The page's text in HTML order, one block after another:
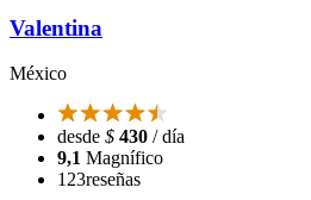
Valentina
México
desde $ 430 / día
9,1 Magnífico
123reseñas